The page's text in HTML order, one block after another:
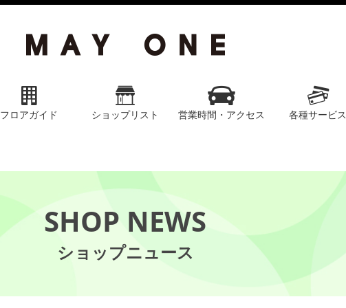
フロアガイド ショップリスト 営業時間・アクセス 各種サービス
SHOP NEWS